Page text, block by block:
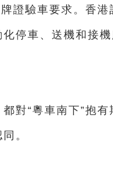
驗車要求。香港
停車、送機和接
“粵車南下”抱有
。